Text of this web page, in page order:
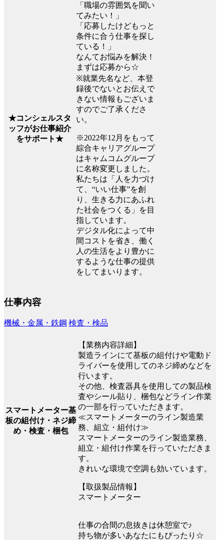
★コンシェルスタ
ッフがお仕事紹介
をサポート★
「職場の雰囲気を聞い
てみたい！」
「応募したけどもっと
条件に合う仕事を探し
ている！」
なんてお悩みを解決！
まずは応募から☆
※就業先名など、本登
録後でないとお伝えで
きない情報もございま
すのでご了承くださ
い。
※2022年12月をもって
綜合キャリアグループ
はキャムコムグループ
に名称変更しました。
私たちは「人を力づけ
て、“いい仕事”を創
り、生きる力にあふれ
た社会をつくる」を目
指しています。
デジタル化によって中
間コストを省き、働く
人の生活をより豊かに
するような仕事の提供
をしてまいります。
仕事内容
機械・金属・鉄鋼 検査・検品
スマートメーター基
板の組付け・ネジ締
め・検査・梱包
【業務内容詳細】
製造ラインにて基板の組付けや電動ド
ライバーを使用してのネジ締めなどを
行います。
その他、検査器具を使用しての製品検
査やシール貼り、梱包などライン作業
の一部を行っていただきます。
≪スマートメーターのライン製造業
務、組立・組付け≫
スマートメーターのライン製造業務、
組立・組付け作業を行っていただきま
す。
きれいな環境で空調も効いています。
【取扱製品情報】
スマートメーター
仕事の合間の息抜きは休憩室で♪
持ち物が多いあなたにもぴったり☆